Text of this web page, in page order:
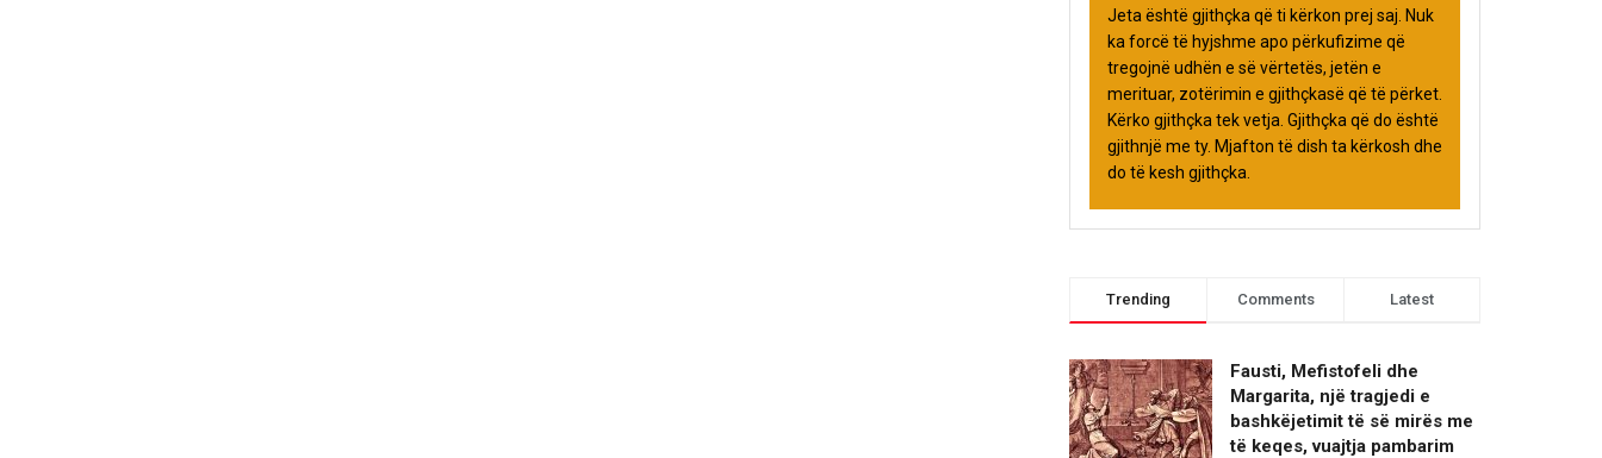
Jeta është gjithçka që ti kërkon prej saj. Nuk
ka forcë të hyjshme apo përkufizime që
tregojnë udhën e së vërtetës, jetën e
merituar, zotërimin e gjithçkasë që të përket.
Kërko gjithçka tek vetja. Gjithçka që do është
gjithnjë me ty. Mjafton të dish ta kërkosh dhe
do të kesh gjithçka.
Trending Comments Latest
Fausti, Mefistofeli dhe
Margarita, një tragjedi e
bashkëjetimit të së mirës me
të keqes, vuajtja pambarim